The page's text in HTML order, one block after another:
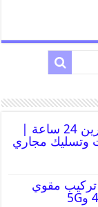
رقم فني صحي سباك القرين 24 ساعة |
مقوي